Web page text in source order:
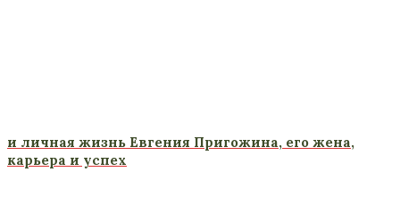
и личная жизнь Евгения Пригожина, его жена,
карьера и успех